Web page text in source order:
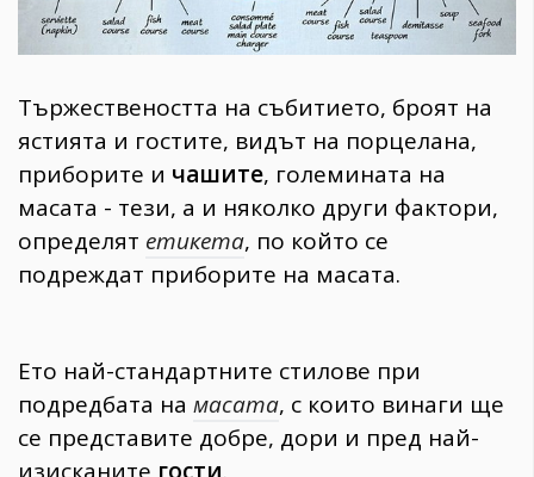
382
Wellness
1817
ПОСЛЕДВАЙТЕ
Тържествеността на събитието, броят на
ястията и гостите, видът на порцелана,
приборите и чашите, големината на
масата - тези, а и няколко други фактори,
определят етикета, по който се
подреждат приборите на масата.
Ето най-стандартните стилове при
подредбата на масата, с които винаги ще
се представите добре, дори и пред най-